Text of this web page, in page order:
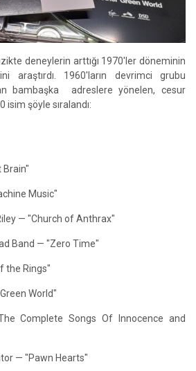
deneylerin arttığı 1970'ler döneminin
araştırdı. 1960'ların devrimci grubu
bambaşka adreslere yönelen, cesur
isim şöyle sıralandı:
Brain"
Music"
— "Church of Anthrax"
Band — "Zero Time"
the Rings"
World"
Complete Songs Of Innocence and
— "Pawn Hearts"